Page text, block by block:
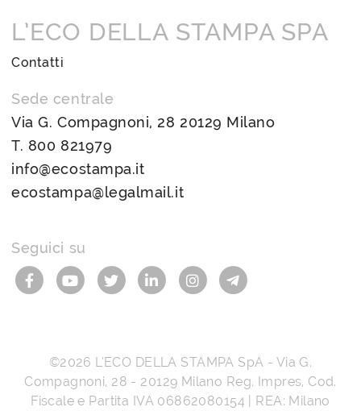
L’ECO DELLA STAMPA SPA
Contatti
Sede centrale
Via G. Compagnoni, 28 20129 Milano
T. 800 821979
info@ecostampa.it
ecostampa@legalmail.it
Seguici su
©2026 L’ECO DELLA STAMPA SpA - Via G.
Compagnoni, 28 - 20129 Milano Reg. Impres, Cod.
Fiscale e Partita IVA 06862080154 | REA: Milano